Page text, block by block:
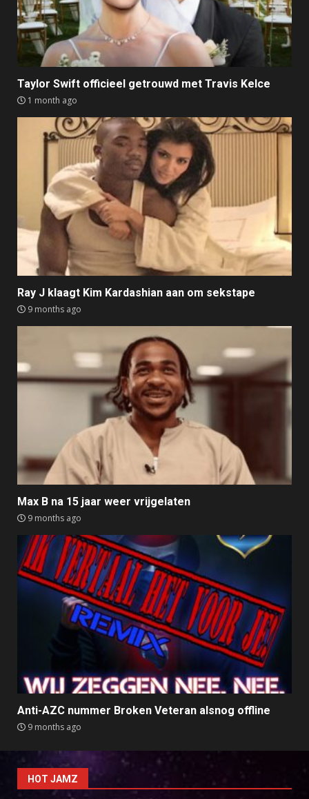
Taylor Swift officieel getrouwd met Travis Kelce
1 month ago
Ray J klaagt Kim Kardashian aan om sekstape
9 months ago
Max B na 15 jaar weer vrijgelaten
9 months ago
Anti-AZC nummer Broken Veteran alsnog offline
9 months ago
HOT JAMZ